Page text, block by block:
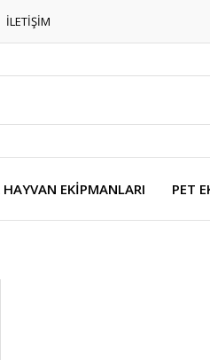
İLETİŞİM
EKİPMANLARI PET